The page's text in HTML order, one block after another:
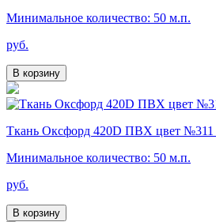
Минимальное количество: 50 м.п.
руб.
В корзину
Ткань Оксфорд 420D ПВХ цвет №311
Минимальное количество: 50 м.п.
руб.
В корзину